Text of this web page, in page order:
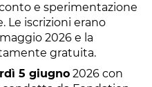
e sperimentazione
Le iscrizioni erano
2026 e la
gratuita.
5 giugno 2026 con